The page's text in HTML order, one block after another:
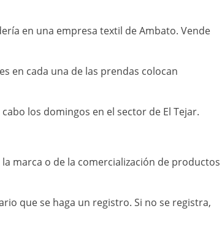
en una empresa textil de Ambato. Vende
en cada una de las prendas colocan
los domingos en el sector de El Tejar.
marca o de la comercialización de productos
que se haga un registro. Si no se registra,